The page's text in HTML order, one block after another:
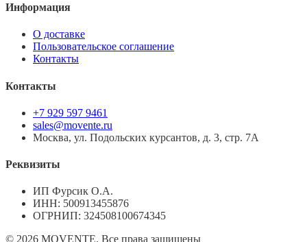
Информация
О доставке
Пользовательское соглашение
Контакты
Контакты
+7 929 597 9461
sales@movente.ru
Москва, ул. Подольских курсантов, д. 3, стр. 7А
Реквизиты
ИП Фурсик О.А.
ИНН: 500913455876
ОГРНИП: 324508100674345
© 2026 MOVENTE. Все права защищены